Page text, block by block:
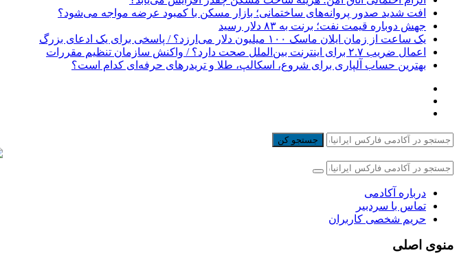
افت شدید صدور پروانه‌های ساختمانی؛ بازار مسکن با کمبود عرضه مواجه می‌شود؟
جهش دوباره قیمت نفت؛ برنت به ۸۳ دلار رسید
یک ساعت از زمان ایلان ماسک ۱۰۰ میلیون دلار می‌ارزد؟ / پاسخی برای یک ادعای بزرگ
اعمال ضریب ۲.۷ برای اینترنت بین‌الملل صحت دارد؟ / واکنش سازمان تنظیم مقررات
بهترین حساب آلپاری برای شروع، اسکالپ، طلا و تریدرهای حرفه‌ای کدام است؟
جستجو کن
درباره آکادمی
تماس با سردبیر
حریم شخصی کاربران
منوی اصلی